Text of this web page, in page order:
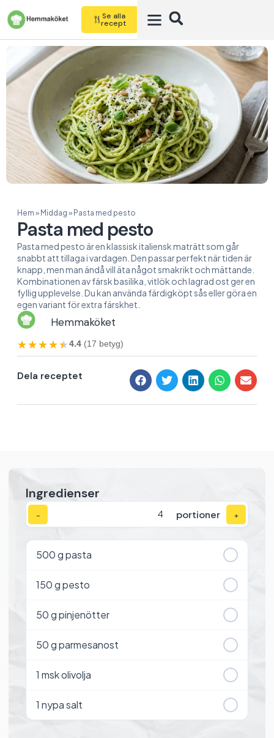
Se alla
recept
Hem » Middag » Pasta med pesto
Pasta med pesto
Pasta med pesto är en klassisk italiensk maträtt som går
snabbt att tillaga i vardagen. Den passar perfekt när tiden är
knapp, men man ändå vill äta något smakrikt och mättande.
Kombinationen av färsk basilika, vitlök och lagrad ost ger en
fyllig upplevelse. Du kan använda färdigköpt sås eller göra en
egen variant för extra färskhet.
Hemmaköket
★★★★★
★★★★★4.4 (17 betyg)
Dela receptet
Ingredienser
− portioner +
500g pasta
150g pesto
50g pinjenötter
50g parmesanost
1 msk olivolja
1 nypa salt